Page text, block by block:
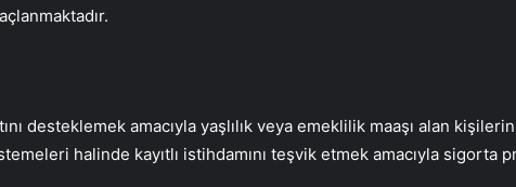
desteklemek amacıyla yaşlılık veya emeklilik maaşı alan
halinde kayıtlı istihdamını teşvik etmek amacıyla sigorta